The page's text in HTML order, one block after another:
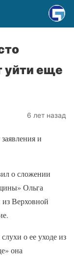
уйти еще
6 лет назад
и
о сложении
Ольга
из Верховной
о ее уходе из
она